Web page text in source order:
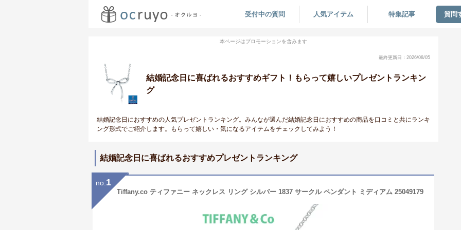
受付中の質問 人気アイテム 特集記事 質問
本ページはプロモーションを含みます
最終更新日：2026/08/05
結婚記念日に喜ばれるおすすめギフト！もらって嬉しいプレゼントランキン
グ
結婚記念日におすすめの人気プレゼントランキング。みんなが選んだ結婚記念日におすすめの商品を口コミと共にランキ
ング形式でご紹介します。もらって嬉しい・気になるアイテムをチェックしてみよう！
結婚記念日に喜ばれるおすすめプレゼントランキング
no. 1
Tiffany.co ティファニー ネックレス リング シルバー 1837 サークル ペンダント ミディアム 25049179